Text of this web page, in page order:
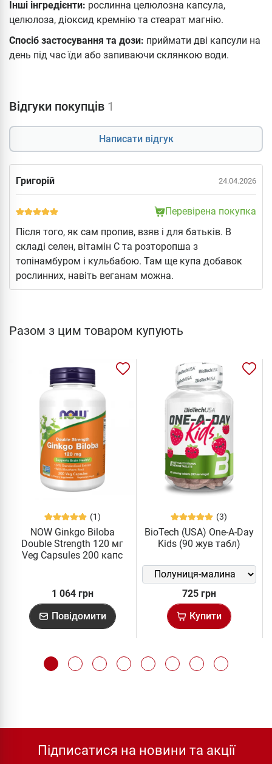
Інші інгредієнти: рослинна целюлозна капсула,
целюлоза, діоксид кремнію та стеарат магнію.
Спосіб застосування та дози: приймати дві капсули на
день під час їди або запиваючи склянкою води.
Відгуки покупців 1
Написати відгук
Григорій 24.04.2026
Перевірена покупка
Після того, як сам пропив, взяв і для батьків. В
складі селен, вітамін С та розторопша з
топінамбуром і кульбабою. Там ще купа добавок
рослинних, навіть веганам можна.
Разом з цим товаром купують
(1)
NOW Ginkgo Biloba
Double Strength 120 мг
Veg Capsules 200 капс
1 064 грн
Повідомити
(3)
BioTech (USA) One-A-Day
Kids (90 жув табл)
725 грн
Купити
Підписатися на новини та акції